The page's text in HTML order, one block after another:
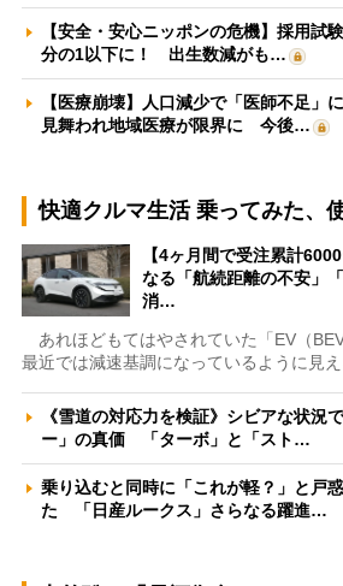
【安全・安心ニッポンの危機】採用試
分の1以下に！ 出生数減がも…
【医療崩壊】人口減少で「医師不足」
見舞われ地域医療が限界に 今後…
快適クルマ生活 乗ってみた、
【4ヶ月間で受注累計
なる「航続距離の不安」
消…
あれほどもてはやされていた「EV（
最近では減速基調になっているように見
《雪道の対応力を検証》シビアな状況
ー」の真価 「ターボ」と「スト…
乗り込むと同時に「これが軽？」と戸
た 「日産ルークス」さらなる躍進…